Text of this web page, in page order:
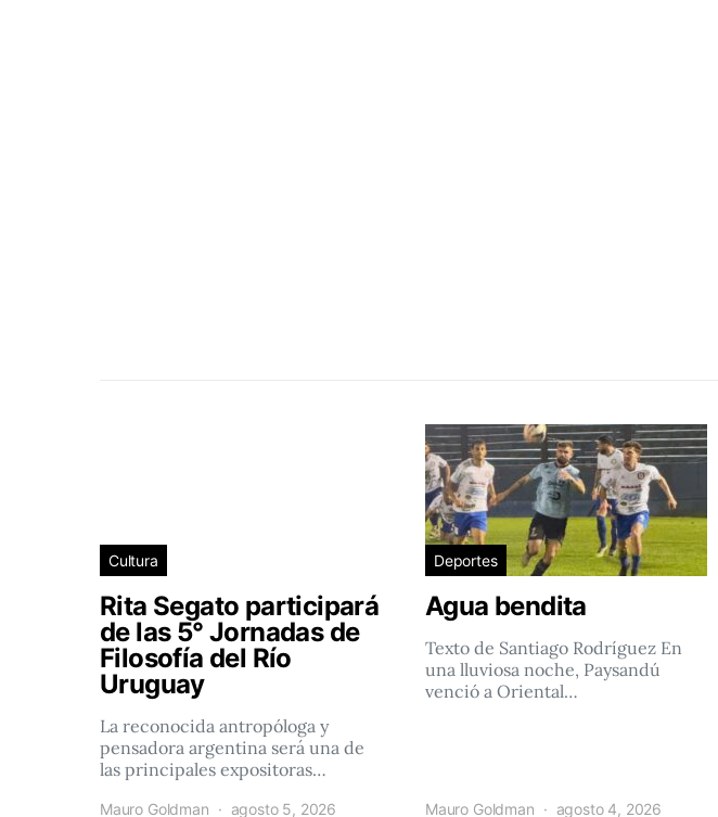
Cultura
Rita Segato participará
de las 5° Jornadas de
Filosofía del Río
Uruguay
La reconocida antropóloga y
pensadora argentina será una de
las principales expositoras…
Mauro Goldman agosto 5, 2026
Deportes
Agua bendita
Texto de Santiago Rodríguez En
una lluviosa noche, Paysandú
venció a Oriental…
Mauro Goldman agosto 4, 2026